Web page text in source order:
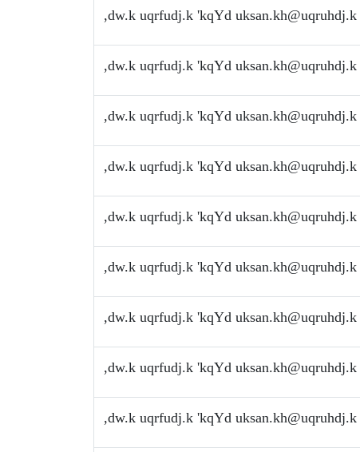
,dw.k uqrfudj.k 'kqYd uksan.kh@uqruhdj.k
,dw.k uqrfudj.k 'kqYd uksan.kh@uqruhdj.k
,dw.k uqrfudj.k 'kqYd uksan.kh@uqruhdj.k
,dw.k uqrfudj.k 'kqYd uksan.kh@uqruhdj.k
,dw.k uqrfudj.k 'kqYd uksan.kh@uqruhdj.k
,dw.k uqrfudj.k 'kqYd uksan.kh@uqruhdj.k
,dw.k uqrfudj.k 'kqYd uksan.kh@uqruhdj.k
,dw.k uqrfudj.k 'kqYd uksan.kh@uqruhdj.k
,dw.k uqrfudj.k 'kqYd uksan.kh@uqruhdj.k